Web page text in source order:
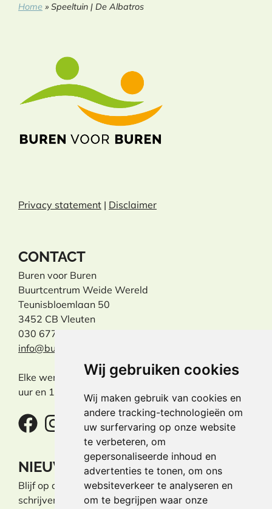
Wij gebruiken cookies
Wij maken gebruik van cookies en
andere tracking-technologieën om
uw surfervaring op onze website
te verbeteren, om
gepersonaliseerde inhoud en
advertenties te tonen, om ons
websiteverkeer te analyseren en
om te begrijpen waar onze
Home » Speeltuin | De Albatros
Privacy statement | Disclaimer
CONTACT
Buren voor Buren
Buurtcentrum Weide Wereld
Teunisbloemlaan 50
3452 CB Vleuten
030 677 31 31
info@burenvoorburen.info
Elke werkdag tussen 09:30
uur en 11:30 uur aanwezig.
NIEUWSBRIEF
Blijf op de hoogte door je in te
schrijven voor onze nieuwsbrief .